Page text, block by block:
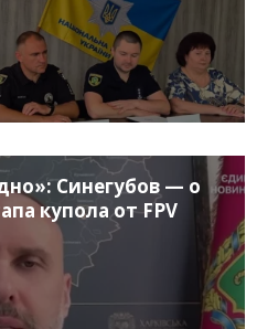
Синегубов — о
купола от FPV